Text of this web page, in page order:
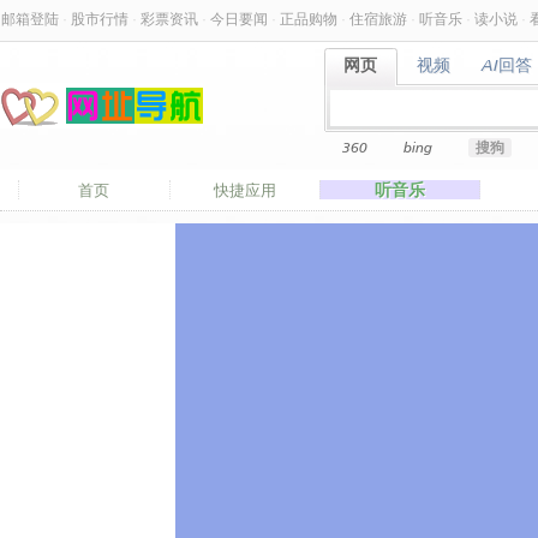
邮箱登陆 股市行情 彩票资讯 今日要闻 正品购物 住宿旅游 听音乐 读小说
网页
网页 视频
视频 AI回答
AI回答
360 bing 搜狗
首页 快捷应用 听音乐